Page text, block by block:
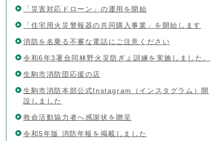
「災害対応ドローン」の運用を開始
「住宅用火災警報器の共同購入事業」を開始します
消防を名乗る不審な電話にご注意ください
令和6年3署合同林野火災防ぎょ訓練を実施しました。
生駒市消防団応援の店
生駒市消防本部公式Instagram（インスタグラム）開
設しました
救命活動協力者へ感謝状を贈呈
令和5年版 消防年報を掲載しました